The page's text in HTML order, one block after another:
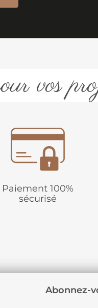
vos
Paiement 100%
sécurisé
Abonnez-